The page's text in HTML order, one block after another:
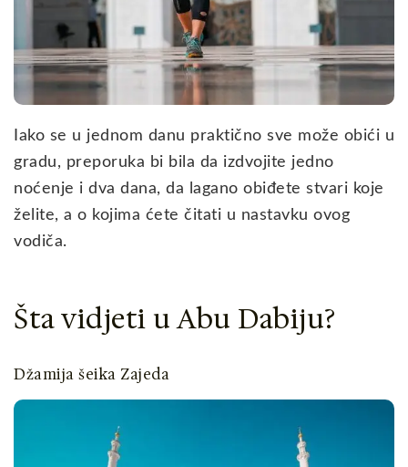
Iako se u jednom danu praktično sve može obići u
gradu, preporuka bi bila da izdvojite jedno
noćenje i dva dana, da lagano obiđete stvari koje
želite, a o kojima ćete čitati u nastavku ovog
vodiča.
Šta vidjeti u Abu Dabiju?
Džamija šeika Zajeda